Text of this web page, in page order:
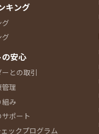
キング
安心
との取引
理
組み
ポート
ックプログラム